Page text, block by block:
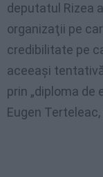
deputatul Rizea
organizaţii pe
credibilitate pe
aceeaşi
prin „diploma de
Eugen